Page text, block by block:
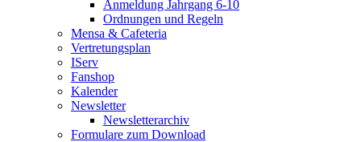
Anmeldung Jahrgang 6-10
Ordnungen und Regeln
Mensa & Cafeteria
Vertretungsplan
IServ
Fanshop
Kalender
Newsletter
Newsletterarchiv
Formulare zum Download